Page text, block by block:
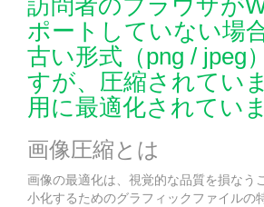
訪問者のブラウザが
ポートしていない場
古い形式（png / jpeg
すが、圧縮されてい
用に最適化されていま
画像圧縮とは
画像の最適化は、視覚的な品質を損なう
小化するためのグラフィックファイルの